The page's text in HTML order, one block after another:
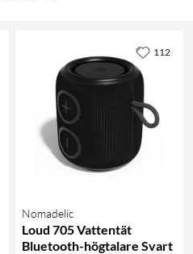
Nomadelic
Loud 705 Vattentät
Bluetooth-högtalare Svart
112